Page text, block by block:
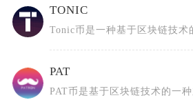
TONIC
PAT